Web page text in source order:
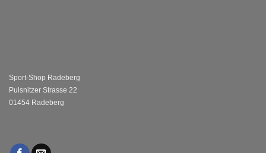
Sport-Shop Radeberg
Pulsnitzer Strasse 22
01454 Radeberg